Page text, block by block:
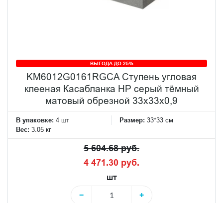
ВЫГОДА ДО 25%
KM6012G0161RGCA Ступень угловая
клееная Касабланка HP серый тёмный
матовый обрезной 33x33x0,9
В упаковке: 4 шт Размер: 33*33 см
Вес: 3.05 кг
5 604.68 руб.
4 471.30 руб.
шт
−
+